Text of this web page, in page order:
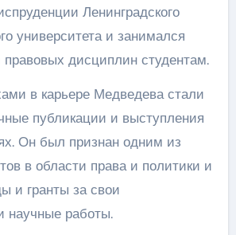
Ленинградского
университета и занимался
дисциплин студентам.
в карьере Медведева стали
публикации и выступления
Он был признан одним из
в области права и политики и
и гранты за свои
научные работы.